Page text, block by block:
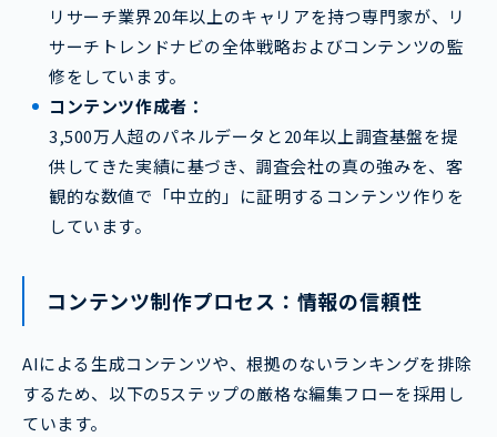
リサーチ業界20年以上のキャリアを持つ専門家が、リ
サーチトレンドナビの全体戦略およびコンテンツの監
修をしています。
コンテンツ作成者：
3,500万人超のパネルデータと20年以上調査基盤を提
供してきた実績に基づき、調査会社の真の強みを、客
観的な数値で「中立的」に証明するコンテンツ作りを
しています。
コンテンツ制作プロセス：情報の信頼性
AIによる生成コンテンツや、根拠のないランキングを排除
するため、以下の5ステップの厳格な編集フローを採用し
ています。